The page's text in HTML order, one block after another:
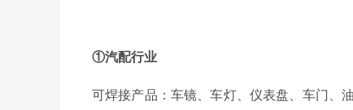
①汽配行业
可焊接产品：车镜、车灯、仪表盘、车门、